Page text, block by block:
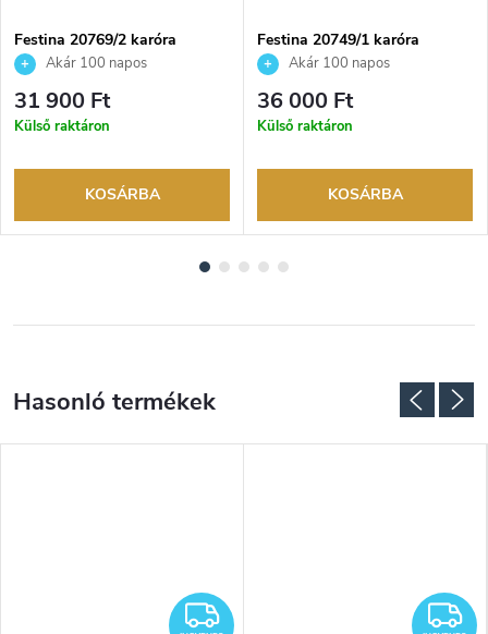
Festina 20769/2 karóra
Akár 100 napos
visszaküldési lehetőség. Hivatalos
márkakereskedő.
31 900 Ft
Külső raktáron
KOSÁRBA
Festina 20749/1 karóra
Akár 100 napos
visszaküldési lehetőség. Hivatalos
márkakereskedő.
36 000 Ft
Külső raktáron
KOSÁRBA
INGYENES